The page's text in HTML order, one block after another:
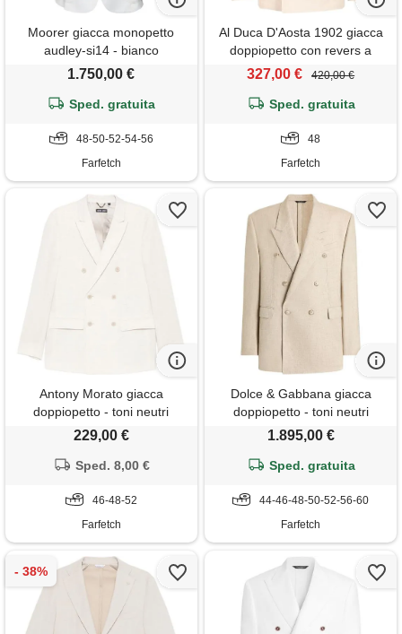
Moorer giacca monopetto
audley-si14 - bianco
1.750,00 €
Sped. gratuita
48-50-52-54-56
Farfetch
Al Duca D'Aosta 1902 giacca
doppiopetto con revers a
lancia - toni neutri
327,00 € 420,00 €
Sped. gratuita
48
Farfetch
Antony Morato giacca
doppiopetto - toni neutri
229,00 €
Sped. 8,00 €
46-48-52
Farfetch
Dolce & Gabbana giacca
doppiopetto - toni neutri
1.895,00 €
Sped. gratuita
44-46-48-50-52-56-60
Farfetch